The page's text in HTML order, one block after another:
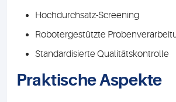
Hochdurchsatz-Screening
Robotergestützte
Standardisierte Qualitätskontrolle
Praktische Aspekte